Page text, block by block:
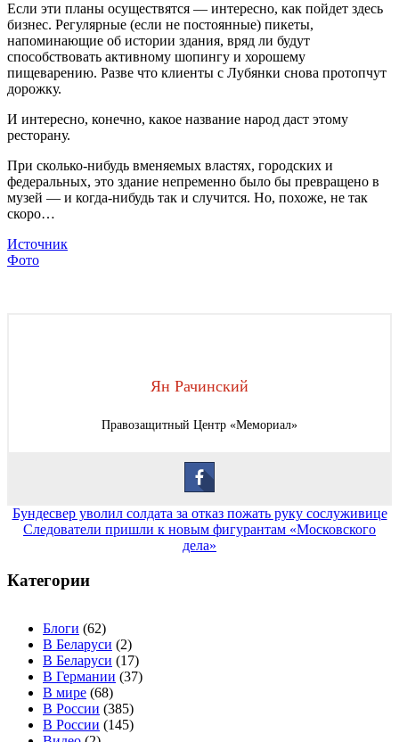
Если эти планы осуществятся — интересно, как пойдет здесь
бизнес. Регулярные (если не постоянные) пикеты,
напоминающие об истории здания, вряд ли будут
способствовать активному шопингу и хорошему
пищеварению. Разве что клиенты с Лубянки снова протопчут
дорожку.
И интересно, конечно, какое название народ даст этому
ресторану.
При сколько-нибудь вменяемых властях, городских и
федеральных, это здание непременно было бы превращено в
музей — и когда-нибудь так и случится. Но, похоже, не так
скоро…
Источник
Фото
Ян Рачинский
Правозащитный Центр «Мемориал»
Навигация
по
Бундесвер уволил солдата за отказ пожать руку сослуживице
Cледователи пришли к новым фигурантам «Московского
дела»
Категории
Блоги (62)
В Беларуси (2)
В Беларуси (17)
В Германии (37)
В мире (68)
В России (385)
В России (145)